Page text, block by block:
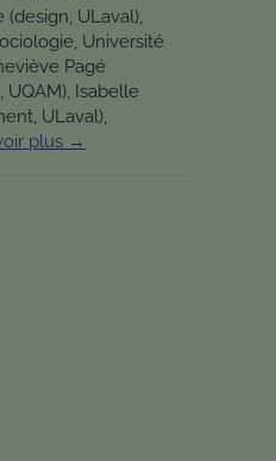
(design, ULaval),
Université
Pagé
Isabelle
ULaval),
plus →